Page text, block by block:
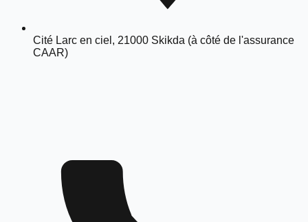
Cité Larc en ciel, 21000 Skikda (à côté de l'assurance
CAAR)